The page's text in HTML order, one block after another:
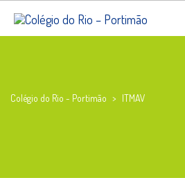
Colégio do Rio - Portimão > ITMAV